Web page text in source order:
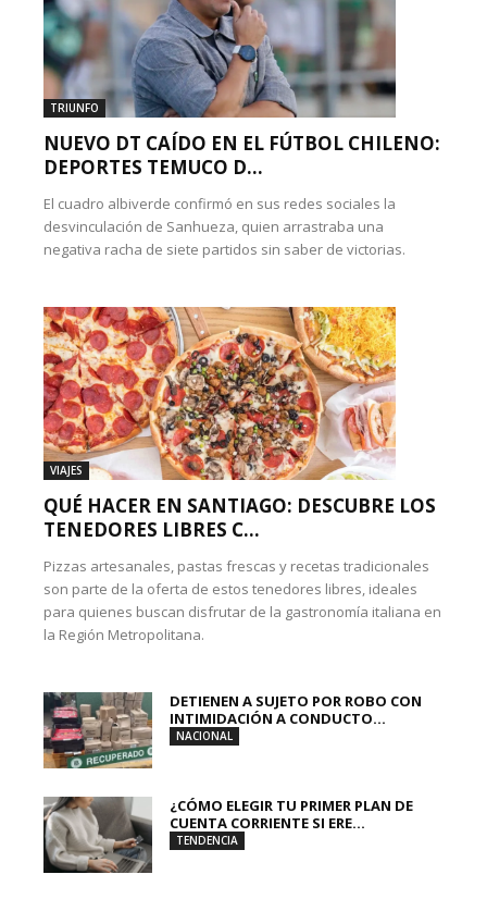
TRIUNFO
NUEVO DT CAÍDO EN EL FÚTBOL CHILENO:
DEPORTES TEMUCO D...
El cuadro albiverde confirmó en sus redes sociales la
desvinculación de Sanhueza, quien arrastraba una
negativa racha de siete partidos sin saber de victorias.
VIAJES
QUÉ HACER EN SANTIAGO: DESCUBRE LOS
TENEDORES LIBRES C...
Pizzas artesanales, pastas frescas y recetas tradicionales
son parte de la oferta de estos tenedores libres, ideales
para quienes buscan disfrutar de la gastronomía italiana en
la Región Metropolitana.
DETIENEN A SUJETO POR ROBO CON
INTIMIDACIÓN A CONDUCTO...
NACIONAL
¿CÓMO ELEGIR TU PRIMER PLAN DE
CUENTA CORRIENTE SI ERE...
TENDENCIA